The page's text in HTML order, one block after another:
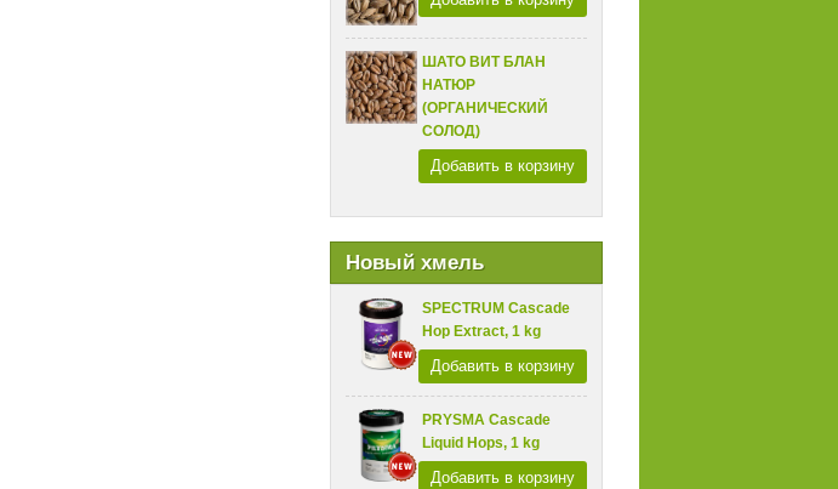
ШАТО ВИТ БЛАН
НАТЮР
(ОРГАНИЧЕСКИЙ
СОЛОД)
Добавить в корзину
Новый хмель
SPECTRUM Cascade
Hop Extract, 1 kg
Добавить в корзину
PRYSMA Cascade
Liquid Hops, 1 kg
Добавить в корзину